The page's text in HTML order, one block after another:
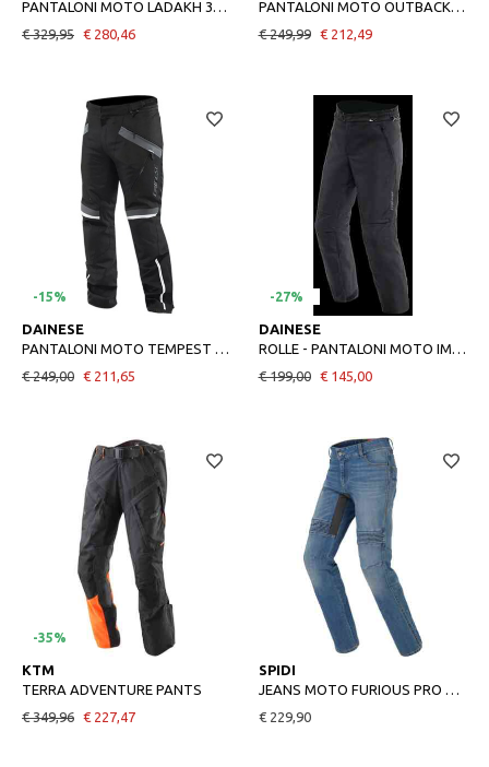
PANTALONI MOTO LADAKH 3L DDRY PANTS 50 BLACKBLACK
€ 329,95 € 280,46
PANTALONI MOTO OUTBACK 4 H2O BLACK
€ 249,99
€ 212,49
-15%
58
DAINESE
€ 249,00 € 211,65
-27%
54
DAINESE
€ 199,00
€ 145,00
-35%
XL
KTM
TERRA ADVENTURE PANTS
€ 349,96 € 227,47
28
SPIDI
JEANS MOTO FURIOUS PRO BLUE USED
€ 229,90